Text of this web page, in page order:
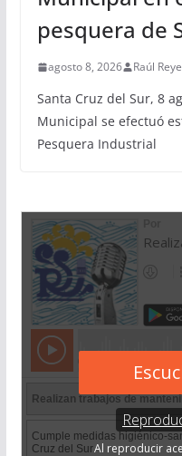
pesquera de
agosto 8, 2026 Raúl
Santa Cruz del Sur, 8
Municipal se efectuó
Pesquera Industrial